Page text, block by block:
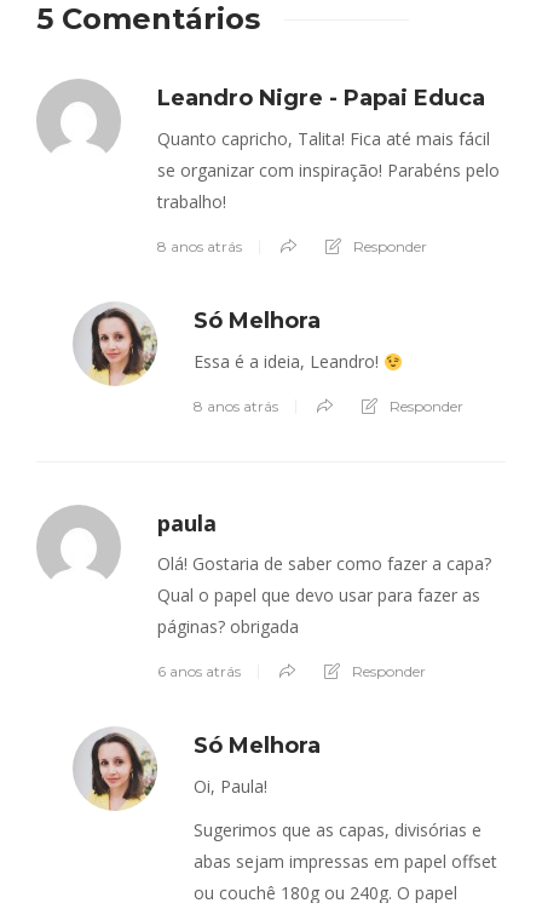
5 Comentários
Leandro Nigre - Papai Educa
Quanto capricho, Talita! Fica até mais fácil
se organizar com inspiração! Parabéns pelo
trabalho!
8 anos atrás Responder
Só Melhora
Essa é a ideia, Leandro!
8 anos atrás Responder
paula
Olá! Gostaria de saber como fazer a capa?
Qual o papel que devo usar para fazer as
páginas? obrigada
6 anos atrás Responder
Só Melhora
Oi, Paula!
Sugerimos que as capas, divisórias e
abas sejam impressas em papel offset
ou couchê 180g ou 240g. O papel